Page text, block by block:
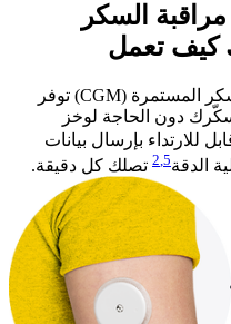
السكر
أنظمة فري ستايل ليبري لمراقبة السكر المستمرة (CGM) توفر
دون الحاجة لوخز
للارتداء بإرسال بيانات
الدقة 2,5 تصلك كل دقيقة.​